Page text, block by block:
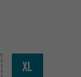
XL